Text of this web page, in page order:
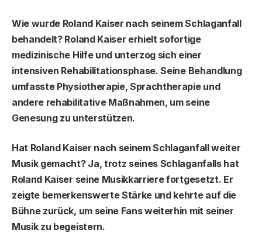
Wie wurde Roland Kaiser nach seinem Schlaganfall
behandelt?Roland Kaiser erhielt sofortige
medizinische Hilfe und unterzog sich einer
intensiven Rehabilitationsphase. Seine Behandlung
umfasste Physiotherapie, Sprachtherapie und
andere rehabilitative Maßnahmen, um seine
Genesung zu unterstützen.
Hat Roland Kaiser nach seinem Schlaganfall weiter
Musik gemacht?Ja, trotz seines Schlaganfalls hat
Roland Kaiser seine Musikkarriere fortgesetzt. Er
zeigte bemerkenswerte Stärke und kehrte auf die
Bühne zurück, um seine Fans weiterhin mit seiner
Musik zu begeistern.